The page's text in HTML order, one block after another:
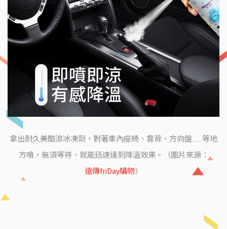
拿出耐久美酷涼冰凍劑，對著車內座椅、靠背、方向盤……等地
方噴，無須等待、就能迅速達到降溫效果。（圖片來源：
遠傳friDay購物）